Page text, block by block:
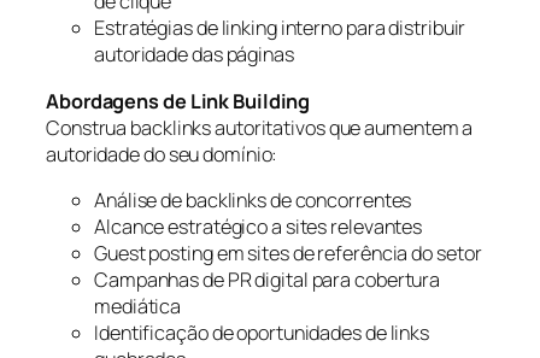
Estratégias de linking interno para distribuir
autoridade das páginas
Abordagens de Link Building
Construa backlinks autoritativos que aumentem a
autoridade do seu domínio:
Análise de backlinks de concorrentes
Alcance estratégico a sites relevantes
Guest posting em sites de referência do setor
Campanhas de PR digital para cobertura
mediática
Identificação de oportunidades de links